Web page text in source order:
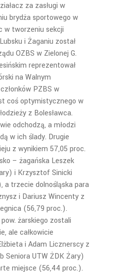
za zasługi w
brydża sportowego w
w tworzeniu sekcji
i Żaganiu został
OZBS w Zielonej G.
reprezentował
na Walnym
PZBS w
coś optymistycznego w
z Bolesławca.
odchodzą, a młodzi
w ich ślady. Drugie
z wynikiem 57,05 proc.
– żagańska Leszek
i Krzysztof Sinicki
a trzecie dolnośląska para
i Dariusz Wincenty z
(56,79 proc.).
żarskiego zostali
ale całkowicie
i Adam Licznerscy z
Seniora UTW ŻDK Żary)
miejsce (56,44 proc.).